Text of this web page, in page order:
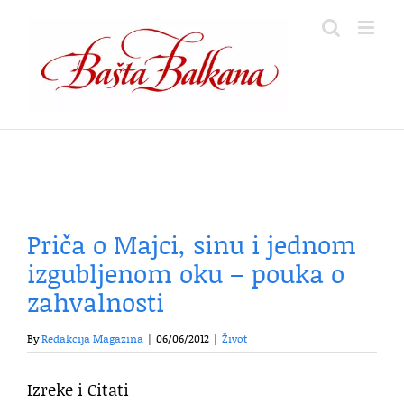
content
Priča o Majci, sinu i jednom
izgubljenom oku – pouka o
zahvalnosti
ByRedakcija Magazina 06/06/2012 Život
Izreke i Citati